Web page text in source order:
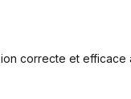
correcte et efficace